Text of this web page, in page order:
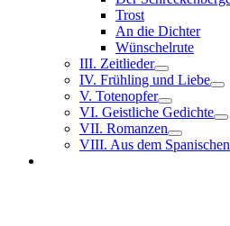
Trost
An die Dichter
Wünschelrute
III. Zeitlieder
IV. Frühling und Liebe
V. Totenopfer
VI. Geistliche Gedichte
VII. Romanzen
VIII. Aus dem Spanischen